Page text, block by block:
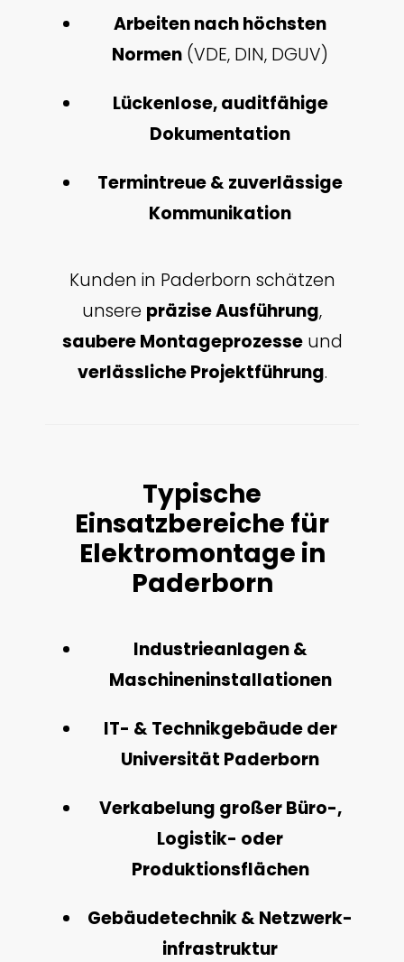
Arbeiten nach höchsten
Normen (VDE, DIN, DGUV)
Lückenlose, auditfähige
Dokumentation
Termintreue & zuverlässige
Kommunikation
Kunden in Paderborn schätzen
unsere präzise Ausführung,
saubere Montageprozesseund
verlässliche Projektführung.
Typische
Einsatzbereiche für
Elektromontage in
Paderborn
Industrieanlagen &
Maschineninstallationen
IT- & Technikgebäude der
Universität Paderborn
Verkabelung großer Büro-,
Logistik- oder
Produktionsflächen
Gebäudetechnik & Netzwerk­
infrastruktur